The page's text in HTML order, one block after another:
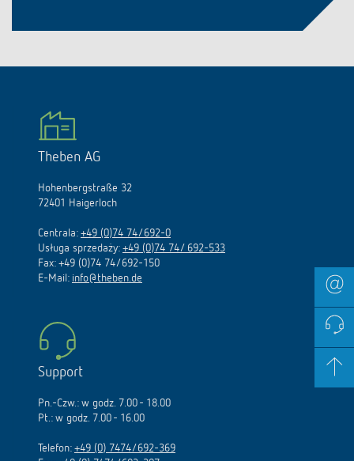
Theben AG
Hohenbergstraße 32
72401 Haigerloch
Centrala: +49 (0)74 74/692-0
Usługa sprzedaży: +49 (0)74 74/ 692-533
Fax: +49 (0)74 74/692-150
E-Mail: info@theben.de
Support
Pn.-Czw.: w godz. 7.00 - 18.00
Pt.: w godz. 7.00 - 16.00
Telefon: +49 (0) 7474/692-369